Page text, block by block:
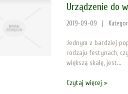
Urządzenie do
2019-09-09
Jednym z bardziej
rodzaju festynach,
większą skalę, jest...
Czytaj więcej »